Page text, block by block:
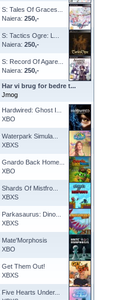
S: Tales Of Graces...
Naiera: 250,-
S: Tactics Ogre: L...
Naiera: 250,-
S: Record Of Agare...
Naiera: 250,-
Har vi brug for bedre t...
Jmog
Hardwired: Ghost I...
XBO
Waterpark Simula...
XBXS
Gnardo Back Home...
XBO
Shards Of Mistfro...
XBXS
Parkasaurus: Dino...
XBXS
Mate'Morphosis
XBO
Get Them Out!
XBXS
Five Hearts Under...